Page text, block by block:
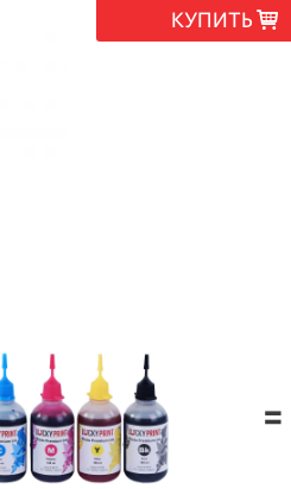
КУПИТЬ
=